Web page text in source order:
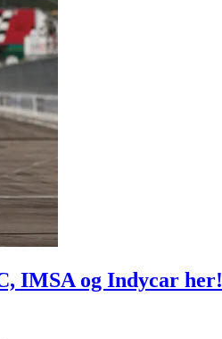
IMSA og Indycar her!